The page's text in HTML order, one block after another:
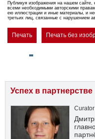
Публикуя изображения на нашем сайте,
всеми необходимыми авторскими
ею иллюстрации и иные материалы, и
третьих лиц, связанные с нарушением
Печать Печать без
Успех в партнерстве
Curator